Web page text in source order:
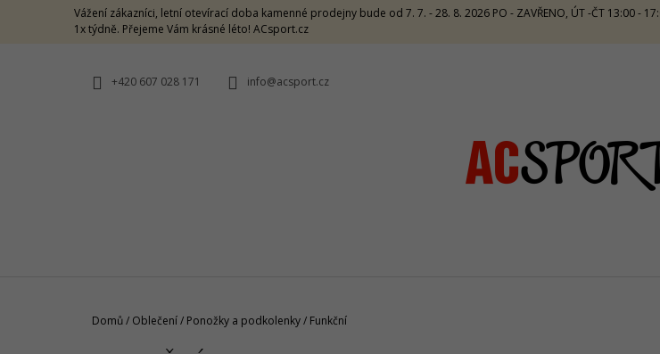
Vážení zákazníci, letní otevírací doba kamenné prodejny bude od 7. 7. - 28. 8. 2026 PO - ZAVŘENO, ÚT -ČT 13:00 -
1x týdně. Přejeme Vám krásné léto! ACsport.cz
+420 607 028 171 info@acsport.cz
Domů/ Oblečení/ Ponožky a podkolenky/ Funkční
ZPĚT
ZPĚT
HLEDAT